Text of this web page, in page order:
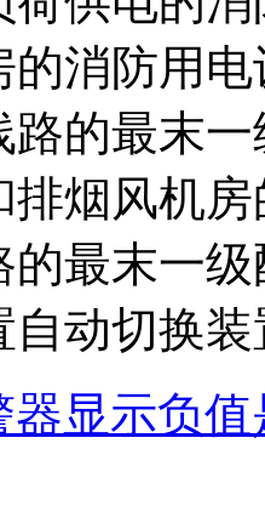
的消防用
路的最末
排烟风机
的最末一
自动切换装
显示负